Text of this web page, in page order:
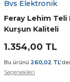
Bvs Elektronik
Feray Lehim Teli
Kurşun Kaliteli
1.354,00 TL
Bu ürünü 260,02 TL
Seçenekleri